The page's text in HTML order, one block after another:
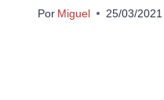
Por Miguel 25/03/2021